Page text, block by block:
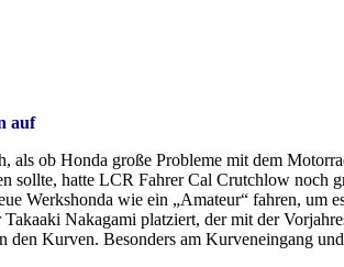
auf
als ob Honda große Probleme mit dem
sollte, hatte LCR Fahrer Cal Crutchlow noch
Werkshonda wie ein „Amateur“ fahren, um
Nakagami platziert, der mit der
den Kurven. Besonders am Kurveneingang